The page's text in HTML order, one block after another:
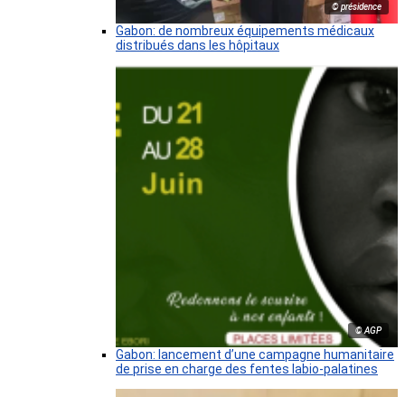
© présidence
Gabon: de nombreux équipements médicaux
distribués dans les hôpitaux
© AGP
Gabon: lancement d’une campagne humanitaire
de prise en charge des fentes labio-palatines